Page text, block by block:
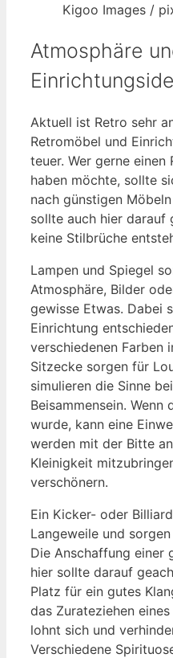
Kigoo Images /
Atmosphäre
Aktuell ist Retro sehr
Retromöbel und
teuer. Wer gerne
haben möchte, sollte
nach günstigen
sollte auch hier darauf
keine Stilbrüche
Lampen und Spiegel
Atmosphäre, Bilder
gewisse Etwas. Dabei
Einrichtung
verschiedenen Farben
Sitzecke sorgen für
simulieren die Sinne
Beisammensein. Wenn
wurde, kann eine
werden mit der Bitte
Kleinigkeit
verschönern.
Ein Kicker- oder
Langeweile und
Die Anschaffung einer
hier sollte darauf
Platz für ein gutes
das Zurateziehen
lohnt sich und
Verschiedene